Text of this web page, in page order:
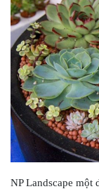
NP Landscape một